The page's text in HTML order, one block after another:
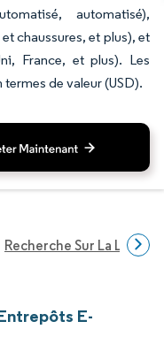
automatisé),
chaussures, et plus), et
France, et plus). Les
de valeur (USD).
Recherche Sur La
E-